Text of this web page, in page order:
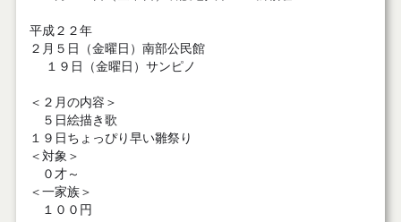
平成２２年
２月５日（金曜日）南部公民館
１９日（金曜日）サンピノ
＜２月の内容＞
５日絵描き歌
１９日ちょっぴり早い雛祭り
＜対象＞
０才～
＜一家族＞
１００円